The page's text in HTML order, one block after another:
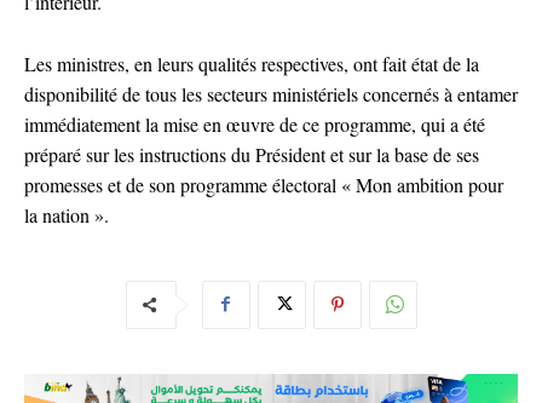
Les ministres, en leurs qualités respectives, ont fait état de la
disponibilité de tous les secteurs ministériels concernés à entamer
immédiatement la mise en œuvre de ce programme, qui a été
préparé sur les instructions du Président et sur la base de ses
promesses et de son programme électoral « Mon ambition pour
la nation ».